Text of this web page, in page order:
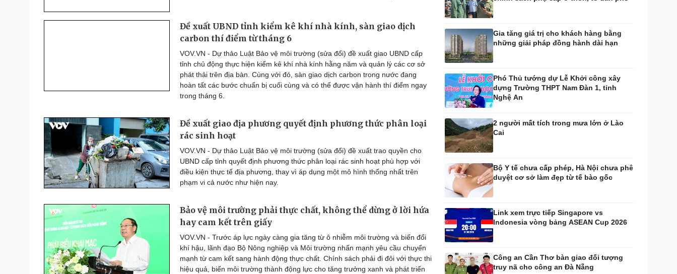
Bóng đá quốc tế
Bóng đá Việt Nam
Lịch thi đấu bóng đá
Hậu trường
Xe máy
Tư vấn
Doanh nghiệp 24h
Công nghệ
Sành điệu
Trải nghiệm
Chuyển đổi số
Sức khỏe
Sản phụ khoa
Nhi khoa
Phòng mạch online
Ăn sạch sống khỏe
Nhà đẹp
Tình yêu - Gia đình
Blog
Sân khấu - Điện ảnh
Văn học
Âm nhạc
Di sản
Nghệ sĩ
Thời trang
Tư vấn
Săn Tour
Quân sự - Quốc phòng
Vũ khí
Việt Nam
Phân tích
Đề xuất UBND tỉnh kiểm kê khí nhà kính, sàn giao dịch
carbon thí điểm từ tháng 6
VOV.VN - Dự thảo Luật Bảo vệ môi trường (sửa đổi) đề xuất giao UBND cấp
tỉnh chủ động thực hiện kiểm kê khí nhà kính hằng năm và quản lý các cơ sở
phát thải trên địa bàn. Cùng với đó, sàn giao dịch carbon trong nước đang
hoàn tất các bước chuẩn bị cuối cùng và có thể được vận hành thí điểm ngay
trong tháng 6.
Đề xuất giao địa phương quyết định phương thức phân loại
rác sinh hoạt
VOV.VN - Dự thảo Luật Bảo vệ môi trường (sửa đổi) đề xuất trao quyền cho
UBND cấp tỉnh quyết định phương thức phân loại rác sinh hoạt phù hợp với
điều kiện thực tế địa phương, thay vì áp dụng một mô hình thống nhất trên
phạm vi cả nước như hiện nay.
Bảo vệ môi trường phải thực chất, không thể dừng ở lời hứa
hay cam kết trên giấy
VOV.VN - Trước áp lực ngày càng gia tăng từ ô nhiễm môi trường và biến đổi
khí hậu, lãnh đạo Bộ Nông nghiệp và Môi trường nhấn mạnh yêu cầu chuyển
mạnh từ cam kết sang hành động thực chất. Chính sách phải đi đôi với thực thi
hiệu quả, biến môi trường thành động lực cho tăng trưởng xanh và phát triển
Gia tăng giá trị cho khách hàng bằng
những giải pháp đồng hành dài hạn
Phó Thủ tướng dự Lễ Khởi công xây
dựng Trường THPT Nam Đàn 1, tỉnh
Nghệ An
2 người mất tích trong mưa lớn ở Lào
Cai
Bộ Y tế chưa cấp phép, Hà Nội chưa phê
duyệt cơ sở làm đẹp từ tế bào gốc
Link xem trực tiếp Singapore vs
Indonesia vòng bảng ASEAN Cup 2026
Công an Cần Thơ bàn giao đối tượng
truy nã cho công an Đà Nẵng